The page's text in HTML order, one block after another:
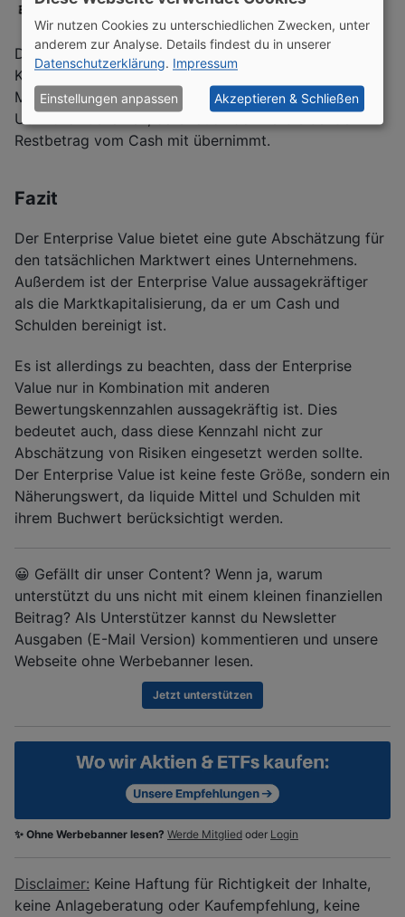
Der tatsächliche Unternehmenswert (bestehend aus
Kundenkontakten und Technologie) beträgt also 1,75
Mrd. US-Dollar. Der Investor müsste allerdings 2 Mrd.
US-Dollar bezahlen, da er auch den verbleibenden
Restbetrag vom Cash mit übernimmt.
Fazit
Der Enterprise Value bietet eine gute Abschätzung für
den tatsächlichen Marktwert eines Unternehmens.
Außerdem ist der Enterprise Value aussagekräftiger
als die Marktkapitalisierung, da er um Cash und
Schulden bereinigt ist.
Es ist allerdings zu beachten, dass der Enterprise
Value nur in Kombination mit anderen
Bewertungskennzahlen aussagekräftig ist. Dies
bedeutet auch, dass diese Kennzahl nicht zur
Abschätzung von Risiken eingesetzt werden sollte.
Der Enterprise Value ist keine feste Größe, sondern ein
Näherungswert, da liquide Mittel und Schulden mit
ihrem Buchwert berücksichtigt werden.
😀 Gefällt dir unser Content? Wenn ja, warum
unterstützt du uns nicht mit einem kleinen finanziellen
Beitrag? Als Unterstützer kannst du Newsletter
Ausgaben (E-Mail Version) kommentieren und unsere
Webseite ohne Werbebanner lesen.
Jetzt unterstützen
✨ Ohne Werbebanner lesen? Werde Mitglied oder Login
Disclaimer: Keine Haftung für Richtigkeit der Inhalte,
keine Anlageberatung oder Kaufempfehlung, keine
Wir nutzen Cookies zu unterschiedlichen Zwecken, unter
anderem zur Analyse. Details findest du in unserer
Datenschutzerklärung. Impressum
Einstellungen anpassen Akzeptieren & Schließen